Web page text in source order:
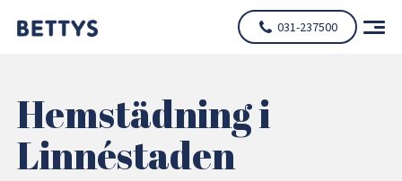
031-237500
Hemstädning i
Linnéstaden